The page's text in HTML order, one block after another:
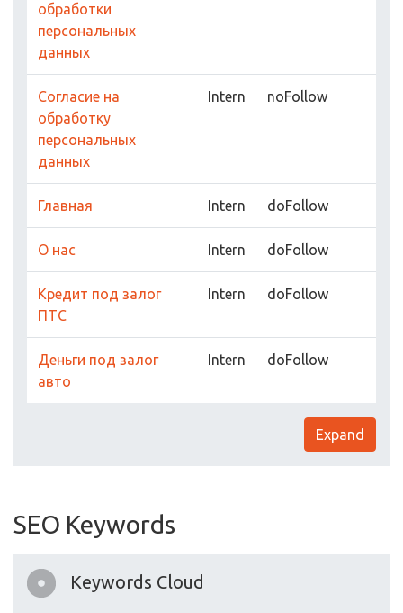
обработки
персональных
данных
Согласие на
обработку
персональных
данных
Intern noFollow
Главная Intern doFollow
О нас Intern doFollow
Кредит под залог
ПТС
Intern doFollow
Деньги под залог
авто
Intern doFollow
Expand
SEO Keywords
Keywords Cloud